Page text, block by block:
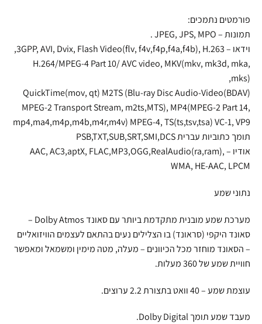
פורמטים נתמכים:
תמונות – JPEG, JPS, MPO .
וידאו – 3GPP, AVI, Dvix, Flash Video(flv, f4v,f4p,f4a,f4b), H.263,
H.264/MPEG-4 Part 10/ AVC video, MKV(mkv, mk3d, mka,
mks),
QuickTime(mov, qt) M2TS (Blu-ray Disc Audio-Video(BDAV)
MPEG-2 Transport Stream, m2ts,MTS), MP4(MPEG-2 Part 14,
mp4,ma4,m4p,m4b,m4r,m4v) MPEG-4, TS(ts,tsv,tsa) VC-1, VP9
תומך כתוביות עברית PSB,TXT,SUB,SRT,SMI,DCS
אודיו – AAC, AC3,aptX, FLAC,MP3,OGG,RealAudio(ra,ram),
WMA, HE-AAC, LPCM
נתוני שמע
מערכת שמע מובנית מתקדמת ביותר עם סאונד Dolby Atmos –
סאונד היקפי (סראונד) בו הצלילים נעים בהתאם לעצמים הוויזואליים
– הסאונד מוחזר מכל הכיוונים – מעלה, מטה מימין ומשמאל ומאפשר
חוויית שמע של 360 מעלות.
עוצמת שמע – 40 וואט בתצורת 2.2 ערוצים.
מעבד שמע תומך Dolby Digital.